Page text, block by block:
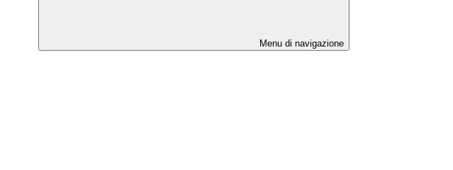
Menu di navigazione